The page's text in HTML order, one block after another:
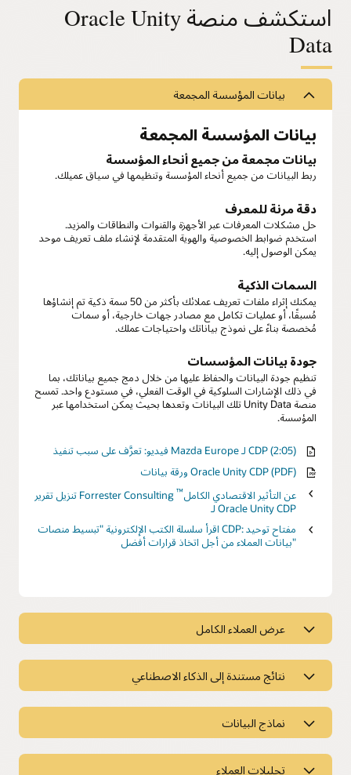
استكشف منصة Oracle Unity
Data
بيانات المؤسسة المجمعة
بيانات المؤسسة المجمعة
بيانات مجمعة من جميع أنحاء المؤسسة
ربط البيانات من جميع أنحاء المؤسسة وتنظيمها في سياق عميلك.
دقة مرنة للمعرف
حل مشكلات المعرفات عبر الأجهزة والقنوات والنطاقات والمزيد.
استخدم ضوابط الخصوصية والهوية المتقدمة لإنشاء ملف تعريف موحد
يمكن الوصول إليه.
السمات الذكية
يمكنك إثراء ملفات تعريف عملائك بأكثر من 50 سمة ذكية تم إنشاؤها
مُسبقًا، أو عمليات تكامل مع مصادر جهات خارجية، أو سمات
مُخصصة بناءً على نموذج بياناتك واحتياجات عملك.
جودة بيانات المؤسسات
تنظيم جودة البيانات والحفاظ عليها من خلال دمج جميع بياناتك، بما
في ذلك الإشارات السلوكية في الوقت الفعلي، في مستودع واحد. تمسح
منصة Unity Data تلك البيانات وتعدها بحيث يمكن استخدامها عبر
المؤسسة.
فيديو: تعرَّف على سبب تنفيذ Mazda Europe لـ CDP (2:05)
ورقة بيانات Oracle Unity CDP (PDF)
تنزيل تقرير Forrester Consulting عن التأثير الاقتصادي الكامل™
لـ Oracle Unity CDP
اقرأ سلسلة الكتب الإلكترونية "تبسيط منصات CDP: مفتاح توحيد
بيانات العملاء من أجل اتخاذ قرارات أفضل"
عرض العملاء الكامل
درجات سلوكية
احصل على رؤى قيمة حول سلوك العملاء وضبط الاستهداف باستخدام
أكثر من 80 درجة سلوكية، مثل درجة التفاعل حسب القناة واحتمال
تبديل موفر الخدمة والميل إلى الشراء.
جماهير مرتبطة سلوكيًا سابقة الإنشاء
تجاوز الاستهداف التقليدي وإنشاء شرائح أكثر تطورًا. استفد من أكثر من
نتائج مستندة إلى الذكاء الاصطناعي
منضدة عمل التحليل الذكي
باستخدام أكثر من 27 نموذجًا جاهزًا للاستخدام للذكاء الاصطناعي،
يمكنك تمكين تسجيل النقاط التنبؤية، والميل، والحسابات، وإنشاء
التشابه، والتوصيات في الوقت الفعلي للتنبؤ بتجربة العملاء وتخصيصها
نماذج البيانات
تحليلات العملاء